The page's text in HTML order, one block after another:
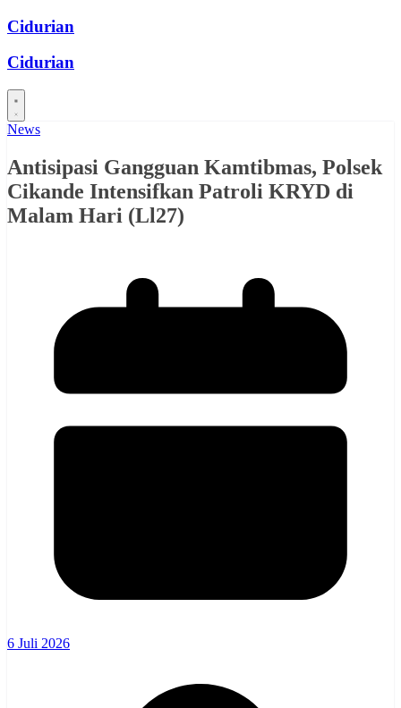
Skip
content
Cidurian
Cidurian
News
Antisipasi Gangguan Kamtibmas, Polsek
Cikande Intensifkan Patroli KRYD di
Malam Hari (Ll27)
6 Juli 2026